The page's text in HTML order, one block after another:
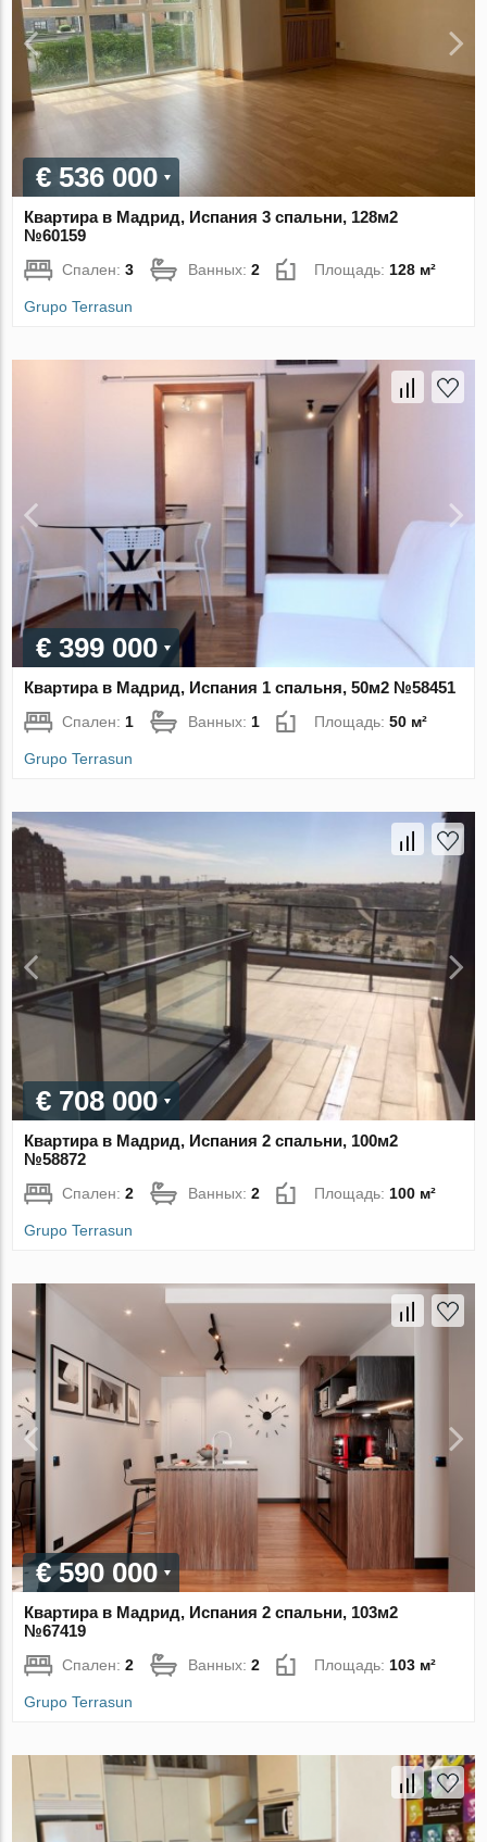
€ 536 000
Квартира в Мадрид, Испания 3 спальни, 128м2
№60159
Спален:3 Ванных:2 Площадь: 128 м²
Grupo Terrasun
€ 399 000
Квартира в Мадрид, Испания 1 спальня, 50м2 №58451
Спален:1 Ванных:1 Площадь:50 м²
Grupo Terrasun
€ 708 000
Квартира в Мадрид, Испания 2 спальни, 100м2
№58872
Спален:2 Ванных:2 Площадь: 100 м²
Grupo Terrasun
€ 590 000
Квартира в Мадрид, Испания 2 спальни, 103м2
№67419
Спален:2 Ванных:2 Площадь: 103 м²
Grupo Terrasun